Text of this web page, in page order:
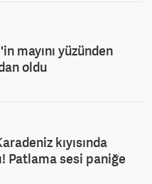
mayını yüzünden
oldu
kıyısında
Patlama sesi paniğe